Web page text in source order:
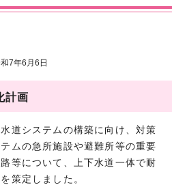
7年6月6日
計画
道システムの構築に向け、対策
ムの急所施設や避難所等の重要
等について、上下水道一体で耐
策定しました。